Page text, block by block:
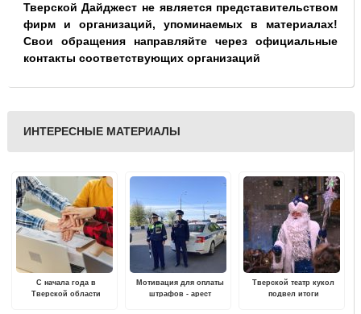
Тверской Дайджест не является представительством
фирм и организаций, упоминаемых в материалах!
Свои обращения направляйте через официальные
контакты соответствующих организаций
ИНТЕРЕСНЫЕ МАТЕРИАЛЫ
С начала года в
Тверской области
Мотивация для оплаты
штрафов - арест
Тверской театр кукол
подвел итоги